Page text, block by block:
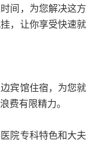
间，为您解决这方
，让你享受快速就
宾馆住宿，为您就
费有限精力。
院专科特色和大夫